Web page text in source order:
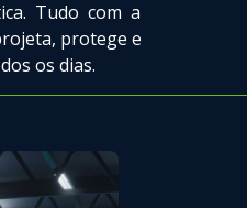
Tudo com a
protege e
os dias.